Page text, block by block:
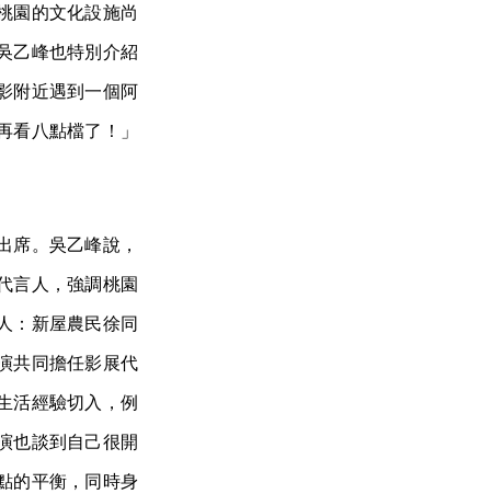
園的文化設施尚
乙峰也特別介紹
附近遇到一個阿
八點檔了！」
席。吳乙峰說，
言人，強調桃園
：新屋農民徐同
共同擔任影展代
活經驗切入，例
也談到自己很開
的平衡，同時身